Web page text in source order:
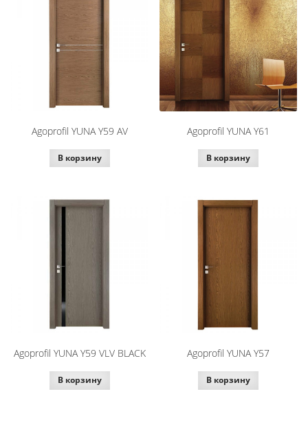
Agoprofil YUNA Y59 AV
В корзину
Agoprofil YUNA Y61
В корзину
Agoprofil YUNA Y59 VLV BLACK
В корзину
Agoprofil YUNA Y57
В корзину